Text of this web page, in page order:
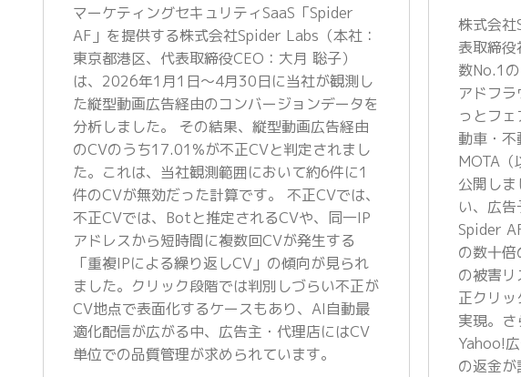
マーケティングセキュリティSaaS「Spider
AF」を提供する株式会社Spider Labs（本社：
東京都港区、代表取締役CEO：大月 聡子）
は、2026年1月1日〜4月30日に当社が観測し
た縦型動画広告経由のコンバージョンデータを
分析しました。 その結果、縦型動画広告経由
のCVのうち17.01%が不正CVと判定されまし
た。これは、当社観測範囲において約6件に1
件のCVが無効だった計算です。 不正CVでは、
不正CVでは、Botと推定されるCVや、同一IP
アドレスから短時間に複数回CVが発生する
「重複IPによる繰り返しCV」の傾向が見られ
ました。クリック段階では判別しづらい不正が
CV地点で表面化するケースもあり、AI自動最
適化配信が広がる中、広告主・代理店にはCV
単位での品質管理が求められています。
株式会
表取締
数No.1
アドフ
っとフ
動車・
MOTA（
公開し
い、広
Spider
の数十
の被害
正クリッ
実現。
Yahoo!
の返金が